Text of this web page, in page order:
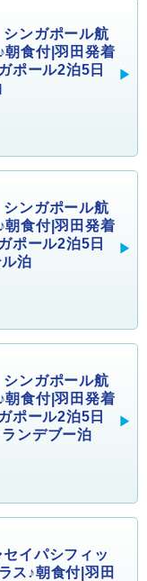
シンガポール航
朝食付|羽田発着
ポール2泊5日
シンガポール航
朝食付|羽田発着
ポール2泊5日
泊
シンガポール航
朝食付|羽田発着
ポール2泊5日
ンデブー泊
セイパシフィッ
ス♪朝食付|羽田